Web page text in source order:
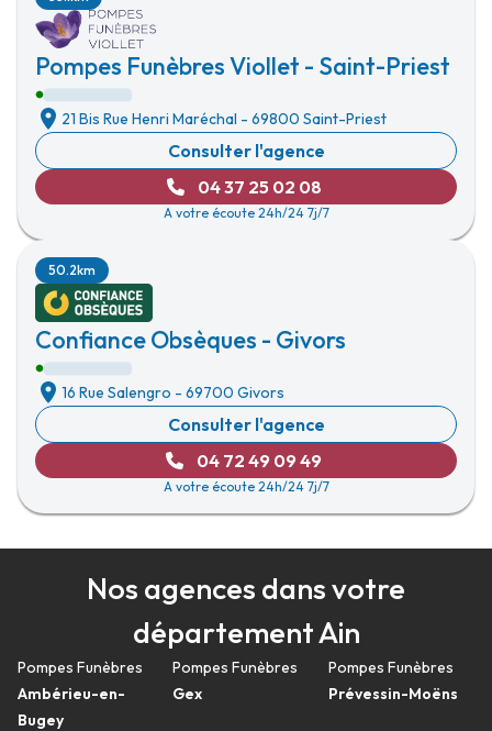
Pompes Funèbres Viollet - Saint-Priest
21 Bis Rue Henri Maréchal - 69800 Saint-Priest
Consulter l'agence
04 37 25 02 08
A votre écoute 24h/24 7j/7
Confiance Obsèques - Givors
50.2km
16 Rue Salengro - 69700 Givors
Consulter l'agence
04 72 49 09 49
A votre écoute 24h/24 7j/7
Nos agences dans votre
département Ain
Pompes Funèbres
Ambérieu-en-
Bugey
Pompes Funèbres
Gex
Pompes Funèbres
Prévessin-Moëns